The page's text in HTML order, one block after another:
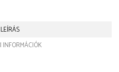
LEÍRÁS
INFORMÁCIÓK